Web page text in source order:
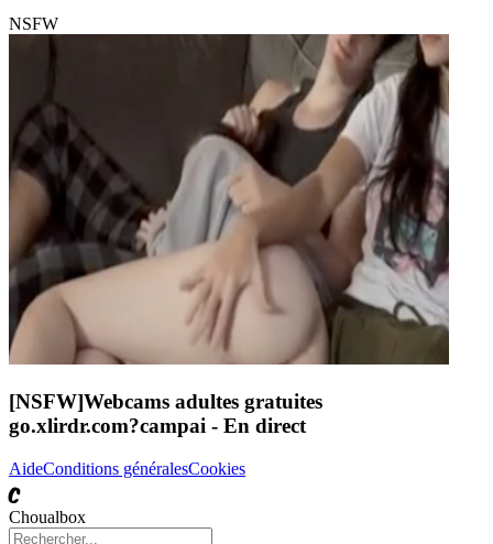
NSFW
[NSFW]Webcams adultes gratuites
go.xlirdr.com?campai - En direct
AideConditions généralesCookies
C
Choualbox